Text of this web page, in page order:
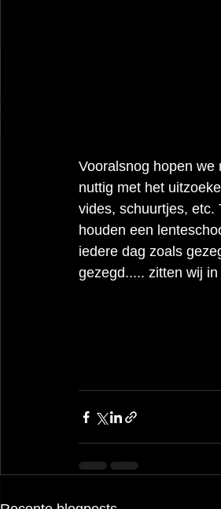
Vooralsnog hopen
nuttig met het
vides, schuurtjes, etc.
houden een
iedere dag zoals
gezegd..... zitten wij